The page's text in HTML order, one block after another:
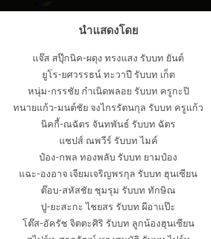
นำแสดงโดย
แจ๊ส สปุ๊กนิค-ผดุง ทรงแสง รับบท ยันต์
ยูโร-ยศวรรธน์ ทะวาปี รับบท เก็ต
หนุ่ม-กรรชัย กำเนิดพลอย รับบท ครูกะปิ
ทนายแก้ว-มนต์ชัย จงไกรรัตนกุล รับบท ครูแก้ว
นิคกี้-ณฉัตร จันทพันธ์ รับบท ฉัตร
แชปส์ ณพวีร์ รับบท ไมค์
ป๋อง-กพล ทองพลับ รับบท ยามป๋อง
แฉะ-องอาจ เจียมเจริญพรกุล รับบท ฮุนเซียน
ต๊อบ-สหัสชัย ชุมรุม รับบท ทักษิณ
ปู-ยะสะกะ ไชยสร รับบท ผีอาแป๊ะ
โต๊ส-อัครัช จิตตะศิริ รับบท ลูกน้องฮุนเซียน